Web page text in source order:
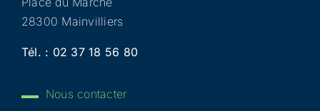
28300 Mainvilliers
Tél. : 02 37 18 56 80
Nous contacter